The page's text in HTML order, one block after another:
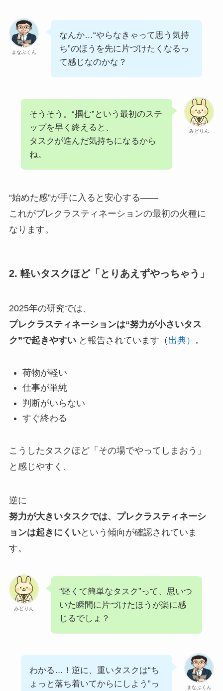
まなぶくん
なんか…“やらなきゃって思う気持
ち”のほうを先に片づけたくなるっ
て感じなのかな？
みどりん
そうそう。“掴む”という最初のステ
ップを早く終えると、
タスクが進んだ気持ちになるから
ね。
“始めた感”が手に入ると安心する——
これがプレクラスティネーションの最初の火種に
なります。
2. 軽いタスクほど「とりあえずやっちゃう」
2025年の研究では、
プレクラスティネーションは“努力が小さいタス
ク”で起きやすいと報告されています（ 出典） 。
荷物が軽い
仕事が単純
判断がいらない
すぐ終わる
こうしたタスクほど「その場でやってしまおう」
と感じやすく、
逆に
努力が大きいタスクでは、プレクラスティネーシ
ョンは起きにくいという傾向が確認されていま
す。
みどりん
“軽くて簡単なタスク”って、思いつ
いた瞬間に片づけたほうが楽に感
じるでしょ？
まなぶくん
わかる…！逆に、重いタスクは“ち
ょっと落ち着いてからにしよう”っ